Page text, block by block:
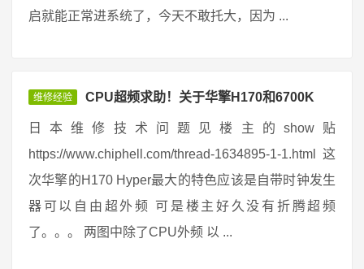
启就能正常进系统了，今天不敢托大，因为 ...
维修经验 CPU超频求助！关于华擎H170和6700K
日本维修技术问题见楼主的show贴
https://www.chiphell.com/thread-1634895-1-1.html 这
次华擎的H170 Hyper最大的特色应该是自带时钟发生
器可以自由超外频 可是楼主好久没有折腾超频
了。。。 两图中除了CPU外频 以 ...